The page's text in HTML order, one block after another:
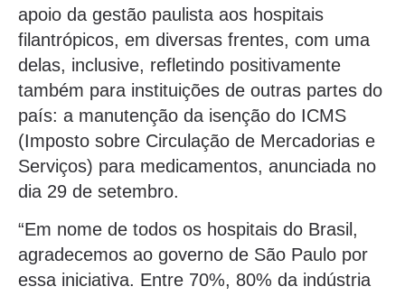
apoio da gestão paulista aos hospitais
filantrópicos, em diversas frentes, com uma
delas, inclusive, refletindo positivamente
também para instituições de outras partes do
país: a manutenção da isenção do ICMS
(Imposto sobre Circulação de Mercadorias e
Serviços) para medicamentos, anunciada no
dia 29 de setembro.
“Em nome de todos os hospitais do Brasil,
agradecemos ao governo de São Paulo por
essa iniciativa. Entre 70%, 80% da indústria